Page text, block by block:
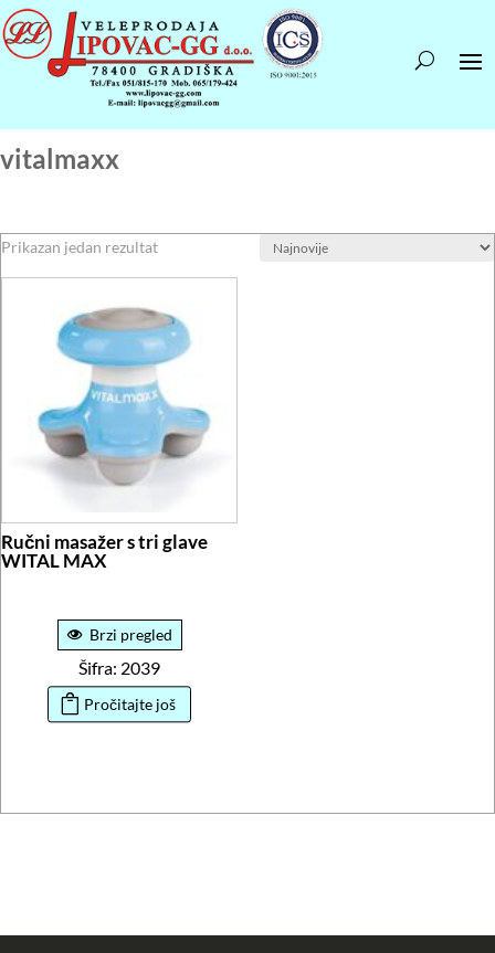
vitalmaxx
Prikazan jedan rezultat
Ručni masažer s tri glave
WITAL MAX
Brzi pregled
Šifra: 2039
Pročitajte još